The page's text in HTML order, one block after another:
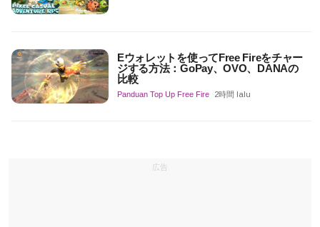
Eウォレットを使ってFree Fireをチャー
ジする方法：GoPay、OVO、DANAの
比較
Panduan Top Up Free Fire 2時間 lalu
広告